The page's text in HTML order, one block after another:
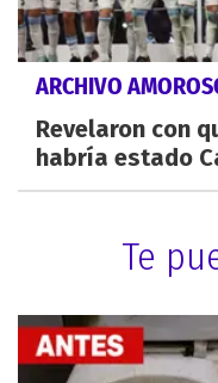
ARCHIVO
Revelaron con
habría estado
Te